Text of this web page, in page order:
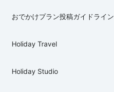
おでかけプラン投稿ガイドライン
Holiday Travel
Holiday Studio